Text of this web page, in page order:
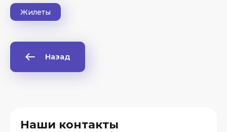
Жилеты
Назад
Наши контакты